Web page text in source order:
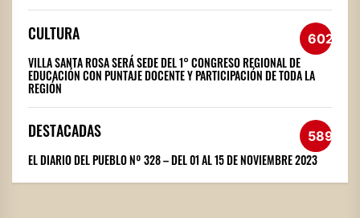
CULTURA 602
VILLA SANTA ROSA SERÁ SEDE DEL 1° CONGRESO REGIONAL DE
EDUCACIÓN CON PUNTAJE DOCENTE Y PARTICIPACIÓN DE TODA LA
REGIÓN
DESTACADAS 589
EL DIARIO DEL PUEBLO Nº 328 – DEL 01 AL 15 DE NOVIEMBRE 2023